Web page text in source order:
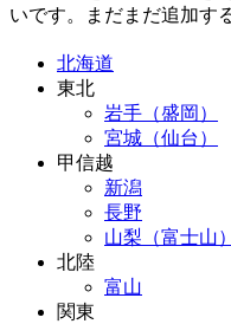
いです。まだまだ追加す
北海道
東北
岩手（盛岡）
宮城（仙台）
甲信越
新潟
長野
山梨（富士山）
北陸
富山
関東